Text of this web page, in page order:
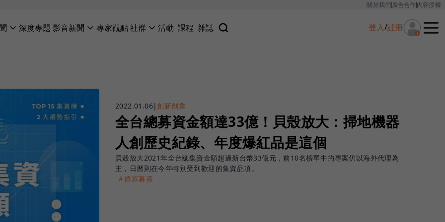
關於我們廣告合作內容授權
深度專題 影音新聞 專家觀點社群 活動 課程 雜誌 登入/註冊
2022.01.06|創新創業
全台總募資金額達33億！貝殼放大：掃地機器
人創歷史紀錄、年度爆紅品是這個
貝殼放大2021年全台總集資金額超過新台幣33億元，前10名榜單中的專案仍以海外代理為
主，日曆則在今年特別受到歡迎的集資品項。
＃群眾募資